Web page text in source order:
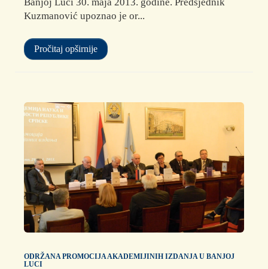
Banjoj Luci 30. maja 2013. godine. Predsjednik
Kuzmanović upoznao je or...
Pročitaj opširnije
ODRŽANA PROMOCIJA AKADEMIJINIH IZDANJA U BANJOJ
LUCI